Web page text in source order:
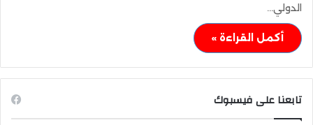
الدولي…
أكمل القراءة »
تابعنا على فيسبوك